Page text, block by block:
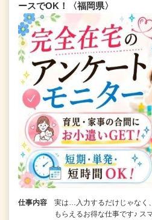
ースでOK！〈福岡県〉
仕事内容
実は…入力するだけじゃなく
もらえるお得な仕事です♪ ス